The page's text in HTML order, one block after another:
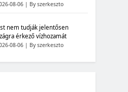
08-06 By szerkeszto
nem tudják jelentősen
érkező vízhozamát
08-06 By szerkeszto